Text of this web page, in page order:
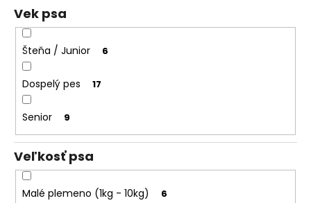
p
r
o
d
u
k
o
v
Vek psa
Šteňa / Junior 6
Dospelý pes 17
Senior 9
Veľkosť psa
Malé plemeno (1kg - 10kg) 6
O
d
p
o
ú
č
a
m